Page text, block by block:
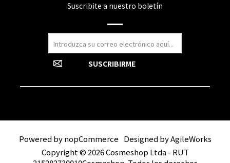
Suscribite a nuestro boletín
Powered bynopCommerce Designed byAgileWorks
Copyright © 2026 Cosmeshop Ltda - RUT